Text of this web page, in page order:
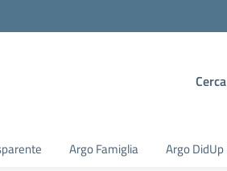
Cerca
Argo Famiglia Argo DidUp